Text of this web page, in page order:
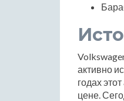
активно
годах
цене.